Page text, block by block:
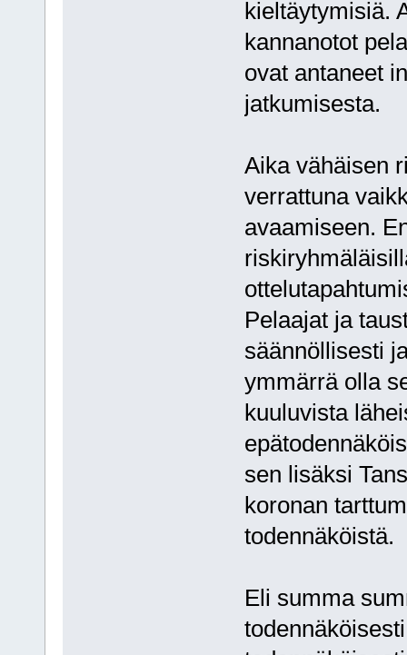
kieltäytymisiä.
kannanotot
ovat antaneet
jatkumisesta.
Aika vähäisen
verrattuna
avaamiseen.
Pelaajat ja
säännöllisesti
ymmärrä olla
kuuluvista
sen lisäksi
koronan
todennäköistä.
Eli summa